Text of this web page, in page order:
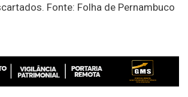
Fonte: Folha de Pernambuco